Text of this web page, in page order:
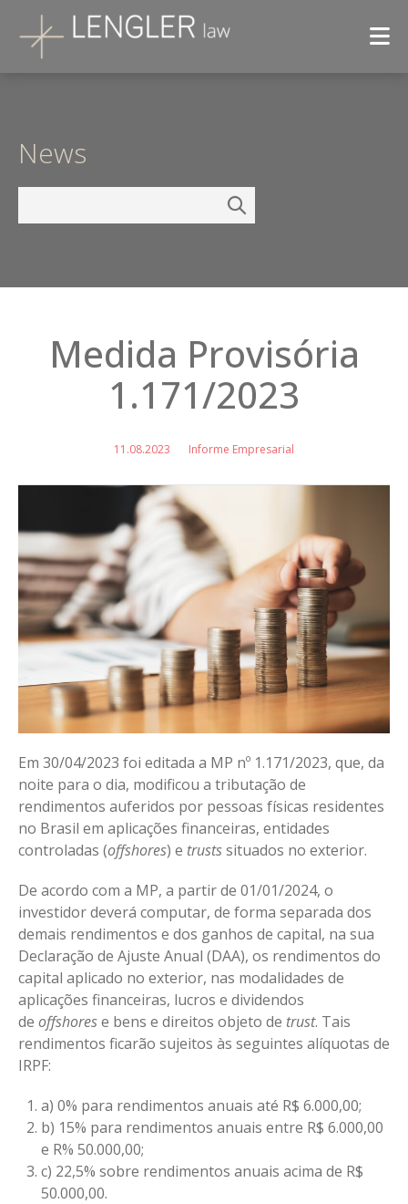
News
Medida Provisória
1.171/2023
11.08.2023 Informe Empresarial
Em 30/04/2023 foi editada a MP nº 1.171/2023, que, da
noite para o dia, modificou a tributação de
rendimentos auferidos por pessoas físicas residentes
no Brasil em aplicações financeiras, entidades
controladas (offshores) e trustssituados no exterior.
De acordo com a MP, a partir de 01/01/2024, o
investidor deverá computar, de forma separada dos
demais rendimentos e dos ganhos de capital, na sua
Declaração de Ajuste Anual (DAA), os rendimentos do
capital aplicado no exterior, nas modalidades de
aplicações financeiras, lucros e dividendos
de offshorese bens e direitos objeto de trust. Tais
rendimentos ficarão sujeitos às seguintes alíquotas de
IRPF:
a) 0% para rendimentos anuais até R$ 6.000,00;
b) 15% para rendimentos anuais entre R$ 6.000,00
e R% 50.000,00;
c) 22,5% sobre rendimentos anuais acima de R$
50.000,00.